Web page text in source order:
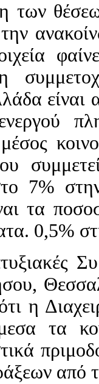
7%
τα
0,5%
η
τα
από